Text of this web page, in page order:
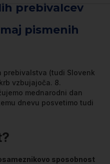
prebivalcev
pismenih
prebivalstva (tudi Slovenk
vzbujajoča. 8.
mednarodni dan
dnevu posvetimo tudi
sposobnost